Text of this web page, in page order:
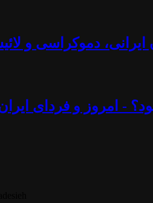
ایرانی، دموکراسی و
- امروز و فردای